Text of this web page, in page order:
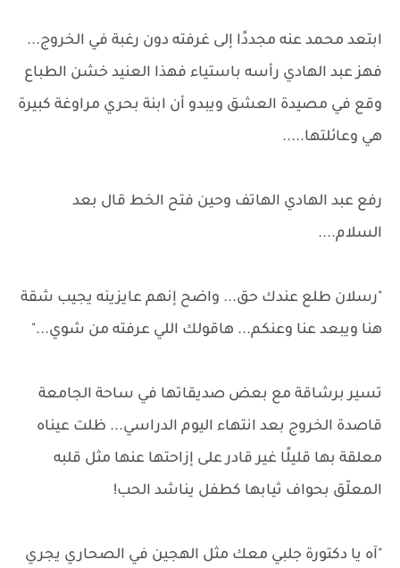
ابتعد محمد عنه مجددًا إلى غرفته دون رغبة في الخروج...
فهز عبد الهادي رأسه باستياء فهذا العنيد خشن الطباع
وقع في مصيدة العشق ويبدو أن ابنة بحري مراوغة كبيرة
هي وعائلتها.....
رفع عبد الهادي الهاتف وحين فتح الخط قال بعد
السلام....
"رسلان طلع عندك حق... واضح إنهم عايزينه يجيب شقة
هنا ويبعد عنا وعنكم... هاقولك اللي عرفته من شوي..."
تسير برشاقة مع بعض صديقاتها في ساحة الجامعة
قاصدة الخروج بعد انتهاء اليوم الدراسي... ظلت عيناه
معلقة بها قليلًا غير قادر على إزاحتها عنها مثل قلبه
المعلّق بحواف ثيابها كطفل يناشد الحب!
"آه يا دكتورة جلبي معك مثل الهجين في الصحاري يجري